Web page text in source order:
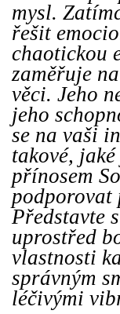
mysl.
řešit
chaotickou
zaměřuje
věci. Jeho
jeho
se na vaši
takové,
přínosem
podporovat
Představte
uprostřed
vlastnosti
správným
léčivými